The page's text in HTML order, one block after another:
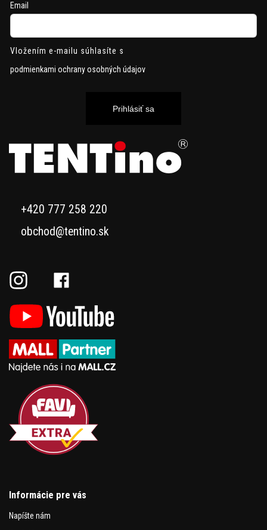
Email
Vložením e-mailu súhlasíte s
podmienkami ochrany osobných údajov
Prihlásiť sa
+420 777 258 220
obchod@tentino.sk
Informácie pre vás
Napíšte nám